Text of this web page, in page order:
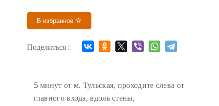
В избранное
Поделиться :
5 минут от м. Тульская, проходите слева от
главного входа, вдоль стены,